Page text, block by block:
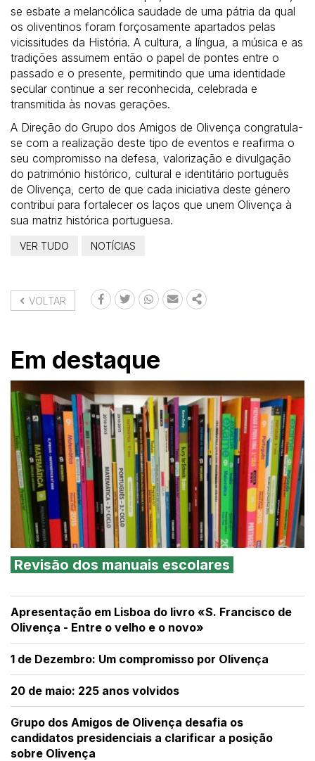
se esbate a melancólica saudade de uma pátria da qual
os oliventinos foram forçosamente apartados pelas
vicissitudes da História. A cultura, a língua, a música e as
tradições assumem então o papel de pontes entre o
passado e o presente, permitindo que uma identidade
secular continue a ser reconhecida, celebrada e
transmitida às novas gerações.
A Direção do Grupo dos Amigos de Olivença congratula-
se com a realização deste tipo de eventos e reafirma o
seu compromisso na defesa, valorização e divulgação
do património histórico, cultural e identitário português
de Olivença, certo de que cada iniciativa deste género
contribui para fortalecer os laços que unem Olivença à
sua matriz histórica portuguesa.
VER TUDO NOTÍCIAS
VOLTAR FACEBOOK
TWITTERWHATSAPP
EMAILSHARE
Em destaque
Revisão dos manuais escolares
Apresentação em Lisboa do livro «S. Francisco de
Olivença - Entre o velho e o novo»
1 de Dezembro: Um compromisso por Olivença
20 de maio: 225 anos volvidos
Grupo dos Amigos de Olivença desafia os
candidatos presidenciais a clarificar a posição
sobre Olivença